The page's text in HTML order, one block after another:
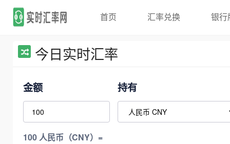
首页 汇率兑换 银行
今日实时汇率
金额 持有
100 人民币（CNY）=